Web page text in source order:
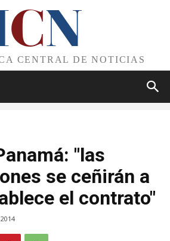
CN
CENTRAL DE NOTICIAS
"las
se ceñirán a
el contrato"